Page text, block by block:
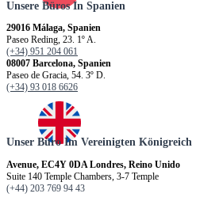
Unsere Büros In Spanien
29016 Málaga, Spanien
Paseo Reding, 23. 1º A.
(+34) 951 204 061
08007 Barcelona, Spanien
Paseo de Gracia, 54. 3º D.
(+34) 93 018 6626
Unser Büro Im Vereinigten Königreich
Avenue, EC4Y 0DA Londres, Reino Unido
Suite 140 Temple Chambers, 3-7 Temple
(+44) 203 769 94 43